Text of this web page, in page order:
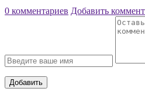
0 комментариев Добавить
Добавить